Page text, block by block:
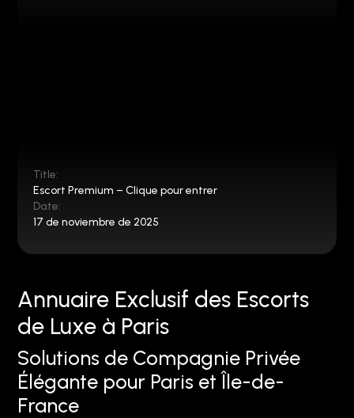
Title:
Escort Premium – Clique pour entrer
Date:
17 de noviembre de 2025
Annuaire Exclusif des Escorts
de Luxe à Paris
Solutions de Compagnie Privée
Élégante pour Paris et Île-de-
France